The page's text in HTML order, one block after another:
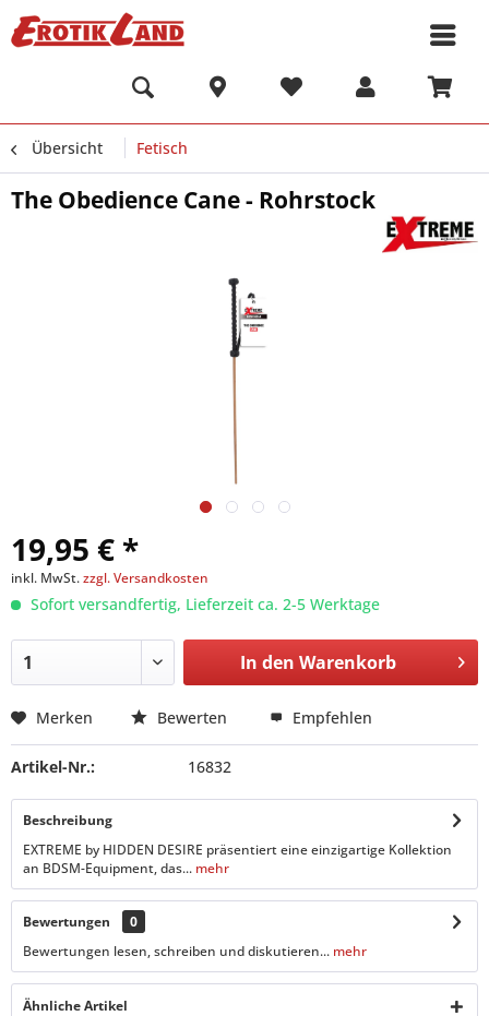
Übersicht Fetisch
The Obedience Cane - Rohrstock
19,95 € *
inkl. MwSt.zzgl. Versandkosten
Sofort versandfertig, Lieferzeit ca. 2-5 Werktage
In den Warenkorb
Merken Bewerten Empfehlen
Artikel-Nr.: 16832
Beschreibung
EXTREME by HIDDEN DESIRE präsentiert eine einzigartige Kollektion
an BDSM-Equipment, das... mehr
Bewertungen
0
Bewertungen lesen, schreiben und diskutieren... mehr
Ähnliche Artikel